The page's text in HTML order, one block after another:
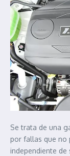
Se trata de una
por fallas que no
independiente de